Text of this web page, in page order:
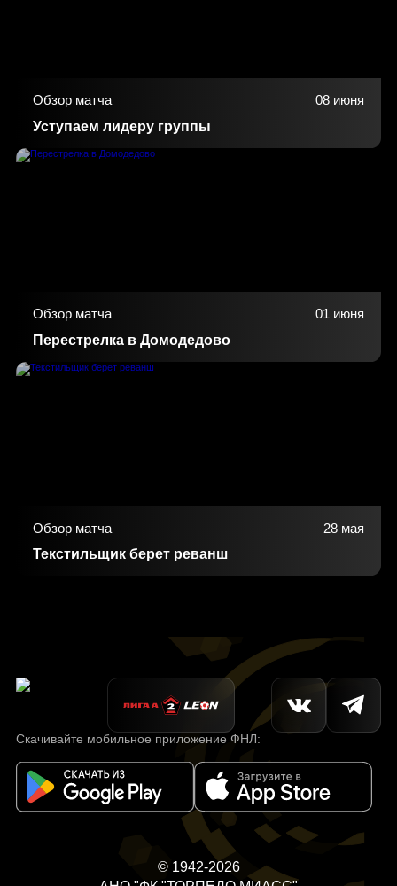
Обзор матча 08 июня
Уступаем лидеру группы
Обзор матча 01 июня
Перестрелка в Домодедово
Обзор матча 28 мая
Текстильщик берет реванш
Скачивайте мобильное приложение ФНЛ:
© 1942-2026